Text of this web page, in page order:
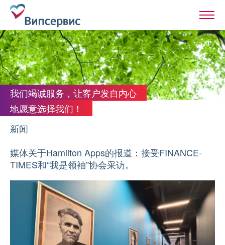
我们竭诚服务，让客户发自内心
地愿意选择我们！
新闻
媒体关于Hamilton Apps的报道：接受FINANCE-
TIMES和“我是领袖”协会采访。